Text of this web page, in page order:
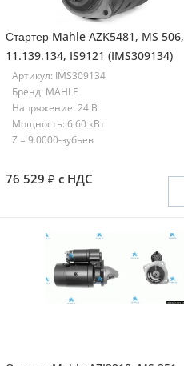
Стартер Mahle AZK5481, MS 506,
11.139.134, IS9121 (IMS309134)
Артикул: IMS309134
Бренд: MAHLE
Напряжение: 24 В
Мощность: 6.60 кВт
Z = 9.0000-зубьев
76 529 с НДС